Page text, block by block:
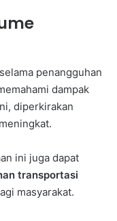
penangguhan
dampak
diperkirakan
ini juga dapat
transportasi
masyarakat.